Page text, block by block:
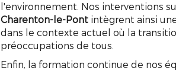
DÉPANNAGE
l'environnement. Nos interventions
Charenton-le-Pont intègrent ainsi
dans le contexte actuel où la
préoccupations de tous.
Enfin, la formation continue de nos